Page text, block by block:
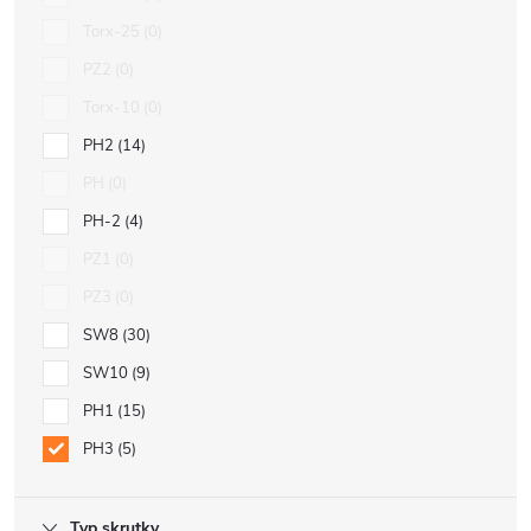
PH2 14
PH-2 4
SW8 30
SW10 9
PH1 15
PH3 5